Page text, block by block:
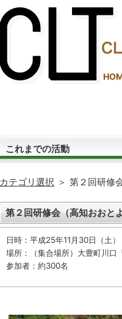
これまでの活動
カテゴリ選択 ＞ 第２回研修
第２回研修会（高知おおと
日時：平成25年11月30日（土）
場所：（集合場所）大豊町川口
参加者：約300名